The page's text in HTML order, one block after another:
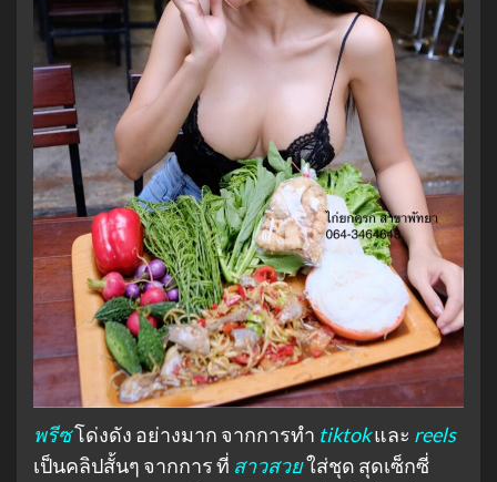
พรีซโด่งดัง อย่างมาก จากการทำ tiktokและ reels
เป็นคลิปสั้นๆ จากการ ที่ สาวสวยใส่ชุด สุดเซ็กซี่